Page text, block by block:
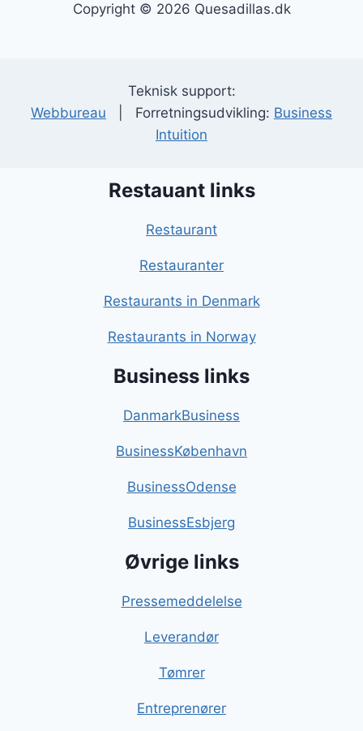
Copyright © 2026 Quesadillas.dk
Teknisk support:
Webbureau | Forretningsudvikling: Business
Intuition
Restauant links
Restaurant
Restauranter
Restaurants in Denmark
Restaurants in Norway
Business links
DanmarkBusiness
BusinessKøbenhavn
BusinessOdense
BusinessEsbjerg
Øvrige links
Pressemeddelelse
Leverandør
Tømrer
Entreprenører